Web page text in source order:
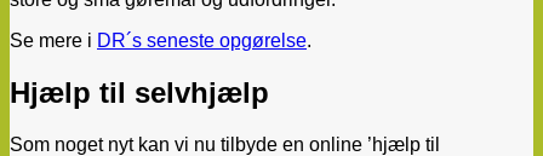
Se mere i DR´s seneste opgørelse.
Hjælp til selvhjælp
Som noget nyt kan vi nu tilbyde en online ’hjælp til